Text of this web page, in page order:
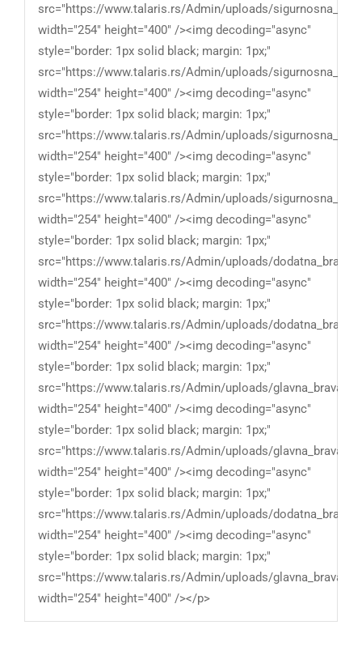
src="https://www.talaris.rs/Admin/uploads/
width="254" height="400" /><img decoding="async"
style="border: 1px solid black; margin: 1px;"
src="https://www.talaris.rs/Admin/uploads/
width="254" height="400" /><img decoding="async"
style="border: 1px solid black; margin: 1px;"
src="https://www.talaris.rs/Admin/uploads/
width="254" height="400" /><img decoding="async"
style="border: 1px solid black; margin: 1px;"
src="https://www.talaris.rs/Admin/uploads/
width="254" height="400" /><img decoding="async"
style="border: 1px solid black; margin: 1px;"
src="https://www.talaris.rs/Admin/uploads/
width="254" height="400" /><img decoding="async"
style="border: 1px solid black; margin: 1px;"
src="https://www.talaris.rs/Admin/uploads/
width="254" height="400" /><img decoding="async"
style="border: 1px solid black; margin: 1px;"
src="https://www.talaris.rs/Admin/uploads/
width="254" height="400" /><img decoding="async"
style="border: 1px solid black; margin: 1px;"
src="https://www.talaris.rs/Admin/uploads/
width="254" height="400" /><img decoding="async"
style="border: 1px solid black; margin: 1px;"
src="https://www.talaris.rs/Admin/uploads/
width="254" height="400" /><img decoding="async"
style="border: 1px solid black; margin: 1px;"
src="https://www.talaris.rs/Admin/uploads/
width="254" height="400" /></p>